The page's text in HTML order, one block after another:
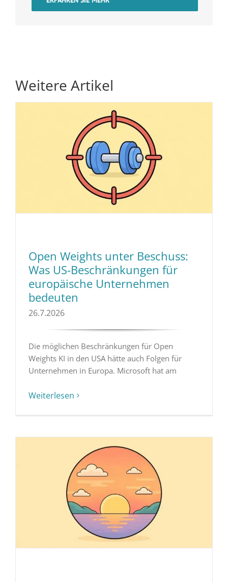
Weitere Artikel
Open Weights unter Beschuss:
Was US-Beschränkungen für
europäische Unternehmen
bedeuten
26.7.2026
Die möglichen Beschränkungen für Open
Weights KI in den USA hätte auch Folgen für
Unternehmen in Europa. Microsoft hat am
Weiterlesen